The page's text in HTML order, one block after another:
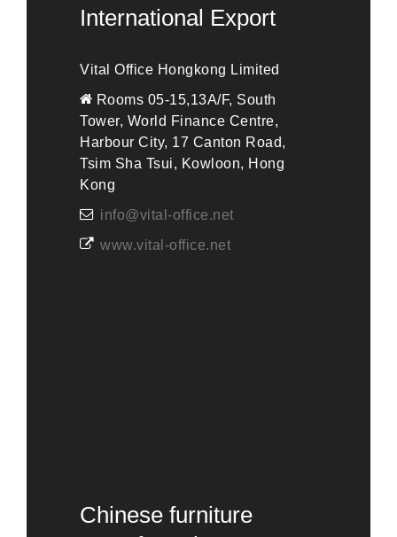
International Export
Vital Office Hongkong Limited
Rooms 05-15,13A/F, South
Tower, World Finance Centre,
Harbour City, 17 Canton Road,
Tsim Sha Tsui, Kowloon, Hong
Kong
info@vital-office.net
www.vital-office.net
Chinese furniture